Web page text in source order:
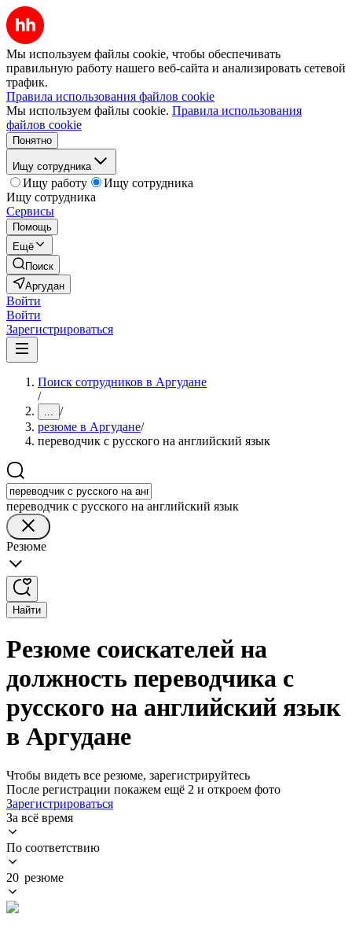
Мы используем файлы cookie, чтобы обеспечивать
правильную работу нашего веб-сайта и анализировать сетевой
трафик.
Правила использования файлов cookie
Мы используем файлы cookie. Правила использования
файлов cookie
Понятно
Ищу сотрудника
Ищу работу
Ищу сотрудника
Ищу сотрудника
Сервисы
Помощь
Ещё
Поиск
Аргудан
Войти
Войти
Зарегистрироваться
Поиск сотрудников в Аргудане
/
... /
резюме в Аргудане/
переводчик с русского на английский язык
переводчик с русского на английский язык
Резюме
Найти
Резюме соискателей на
должность переводчика с
русского на английский язык
в Аргудане
Чтобы видеть все резюме, зарегистрируйтесь
После регистрации покажем ещё 2 и откроем фото
Зарегистрироваться
За всё время
По соответствию
20 резюме